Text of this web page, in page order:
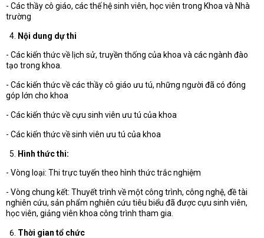
- Các thầy cô giáo, các thế hệ sinh viên, học viên trong Khoa và Nhà
trường
Nội dung dự thi
- Các kiến thức về lịch sử, truyền thống của khoa và các ngành đào
tạo trong khoa.
- Các kiến thức về các thầy cô giáo ưu tú, những người đã có đóng
góp lớn cho khoa
- Các kiến thức về cựu sinh viên ưu tú của khoa
- Các kiến thức về sinh viên ưu tú của khoa
Hình thức thi:
- Vòng loại: Thi trực tuyến theo hình thức trắc nghiệm
- Vòng chung kết: Thuyết trình về một công trình, công nghệ, đề tài
nghiên cứu, sản phẩm nghiên cứu tiêu biểu đã được cựu sinh viên,
học viên, giảng viên khoa công trình tham gia.
Thời gian tổ chức